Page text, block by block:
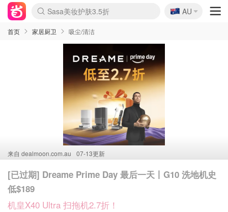
lululemon折扣上新
Sasa美妆护肤3.5折
SSENSE年中3折
FreshBeauty好价汇总
Cettire降价+叠9折
Farfetch折上8折
WWS Coles超市实拍
viagogo二手票捡漏
Myer清仓1折起
The Outnet奢牌1折起
David Jones 3折起
Flannels大牌1折
Perfumes Club护肤1折
AMIRO返校季6.2折
Oweek抽奖送Airpods
Amazon折扣汇总
eToro入金$200送$50
Amazon数码好物
ICONIC本周7.5折
ThedoubleF高奢地板价
Moose Knuckles 6折
丝芙兰5折起
EUFY官网3.7折起
Selenichast首饰2折
Trip机票酒店促销
YSL送5件彩妆礼
Amazon家居好物
BIGBANG巡演开票
David Jones时尚3折
Amazon美妆护肤
雅漾大喷$8
过敏原检测盒$33
伊索独家赠50ml沐浴露
科颜氏清仓3折
SEALIFE海洋馆门票6折
丝塔芙大白罐$16
订阅Newsletter送香薰
Cult Beauty 6.8折
Harrods圣诞日历2.3折
LN-CC奢牌私促3折
d'Alba空姐喷雾$16
EVE LOM套装逆天2折
Bernardelli独家4折
Adore Beauty 6折起
CT圣诞日历
Mytheresa奢品2.7折
Luxury Escapes 9折
Currentbody美容仪9折
MOON Garden Live
ALLSAINTS美衣3折
Roborock扫地机3.7折
Tingo Life水杯$24
Valentino官网5折
CR洗发护发6.3折
🇦🇺
AU
首页 家居厨卫 吸尘/清洁
来自 dealmoon.com.au 07-13更新
[已过期] Dreame Prime Day 最后一天丨G10 洗地机史
低$189
机皇X40 Ultra 扫拖机2.7折！